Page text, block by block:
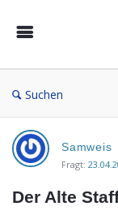
Suchen
Musikforum
von
Samweis
Fragt:
Der Alte